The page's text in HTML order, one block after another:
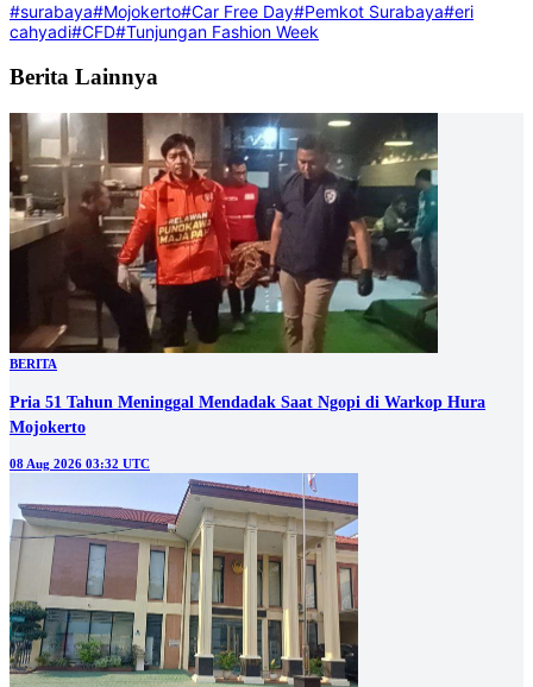
#surabaya#Mojokerto#Car Free Day#Pemkot Surabaya#eri
cahyadi#CFD#Tunjungan Fashion Week
Berita Lainnya
BERITA
Pria 51 Tahun Meninggal Mendadak Saat Ngopi di Warkop Hura
Mojokerto
08 Aug 2026 03:32 UTC